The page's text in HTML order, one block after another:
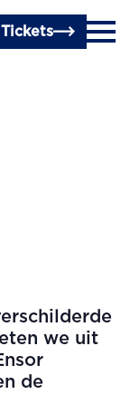
Tickets
we uit
de